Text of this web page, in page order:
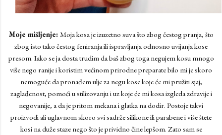
Moje mišljenje: Moja kosa je izuzetno suva što zbog čestog pranja, što
zbog isto tako čestog feniranja ili ispravljanja odnosno uvijanja kose
presom. Iako se ja dosta trudim da baš zbog toga negujem kosu mnogo
više nego ranije i koristim većinom prirodne preparate bilo mi je skoro
nemoguće da pronađem ulje za negu kose koje će mi pružiti sjaj,
zaglađenost, pomoći u stilizovanju i uz koje će mi kosa izgleda zdravije i
negovanije, a da je pritom mekana i glatka na dodir. Postoje takvi
proizvodi ali uglavnom skoro svi sadrže silikone ili parabene i više štete
kosi na duže staze nego što je prividno čine lepšom. Zato sam se